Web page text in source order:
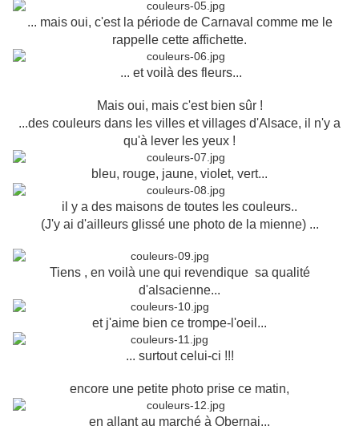
... mais oui, c'est la période de Carnaval comme me le
rappelle cette affichette.
... et voilà des fleurs...
Mais oui, mais c'est bien sûr !
...des couleurs dans les villes et villages d'Alsace, il n'y a
qu'à lever les yeux !
bleu, rouge, jaune, violet, vert...
il y a des maisons de toutes les couleurs..
(J'y ai d'ailleurs glissé une photo de la mienne) ...
Tiens , en voilà une qui revendique sa qualité
d'alsacienne...
et j'aime bien ce trompe-l'oeil...
... surtout celui-ci !!!
encore une petite photo prise ce matin,
en allant au marché à Obernai...